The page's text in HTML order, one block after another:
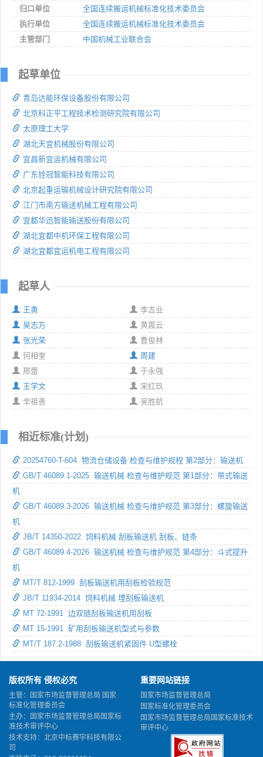
归口单位
全国连续搬运机械标准化技术委员会
执行单位
全国连续搬运机械标准化技术委员会
主管部门
中国机械工业联合会
起草单位
青岛达能环保设备股份有限公司
北京科正平工程技术检测研究院有限公司
太原理工大学
湖北天宜机械股份有限公司
宜昌新宜运机械有限公司
广东铨冠智能科技有限公司
北京起重运输机械设计研究院有限公司
江门市南方输送机械工程有限公司
宜都华迅智能输送股份有限公司
湖北宜都中机环保工程有限公司
湖北宜都宜运机电工程有限公司
起草人
王勇
李吉业
吴志方
黄霞云
张光荣
曹俊林
何相奎
周建
邢蕾
于永强
王学文
宋红玖
辛祖善
吴胜航
相近标准(计划)
20254760-T-604 物流仓储设备 检查与维护规程 第2部分：输送机
GB/T 46089.1-2025 输送机械 检查与维护规范 第1部分：带式输送
机
GB/T 46089.3-2026 输送机械 检查与维护规范 第3部分：螺旋输送
机
JB/T 14350-2022 饲料机械 刮板输送机 刮板、链条
GB/T 46089.4-2026 输送机械 检查与维护规范 第4部分：斗式提升
机
MT/T 812-1999 刮板输送机用刮板检验规范
JB/T 11934-2014 饲料机械 埋刮板输送机
MT 72-1991 边双链刮板输送机用刮板
MT 15-1991 矿用刮板输送机型式与参数
MT/T 187.2-1988 刮板输送机紧固件 U型螺栓
版权所有 侵权必究
主管：国家市场监督管理总局 国家
标准化管理委员会
主办：国家市场监督管理总局国家标
准技术审评中心
技术支持：北京中标赛宇科技有限公
司
重要网站链接
国家市场监督管理总局
国家标准化管理委员会
国家市场监督管理总局国家标准技术
审评中心